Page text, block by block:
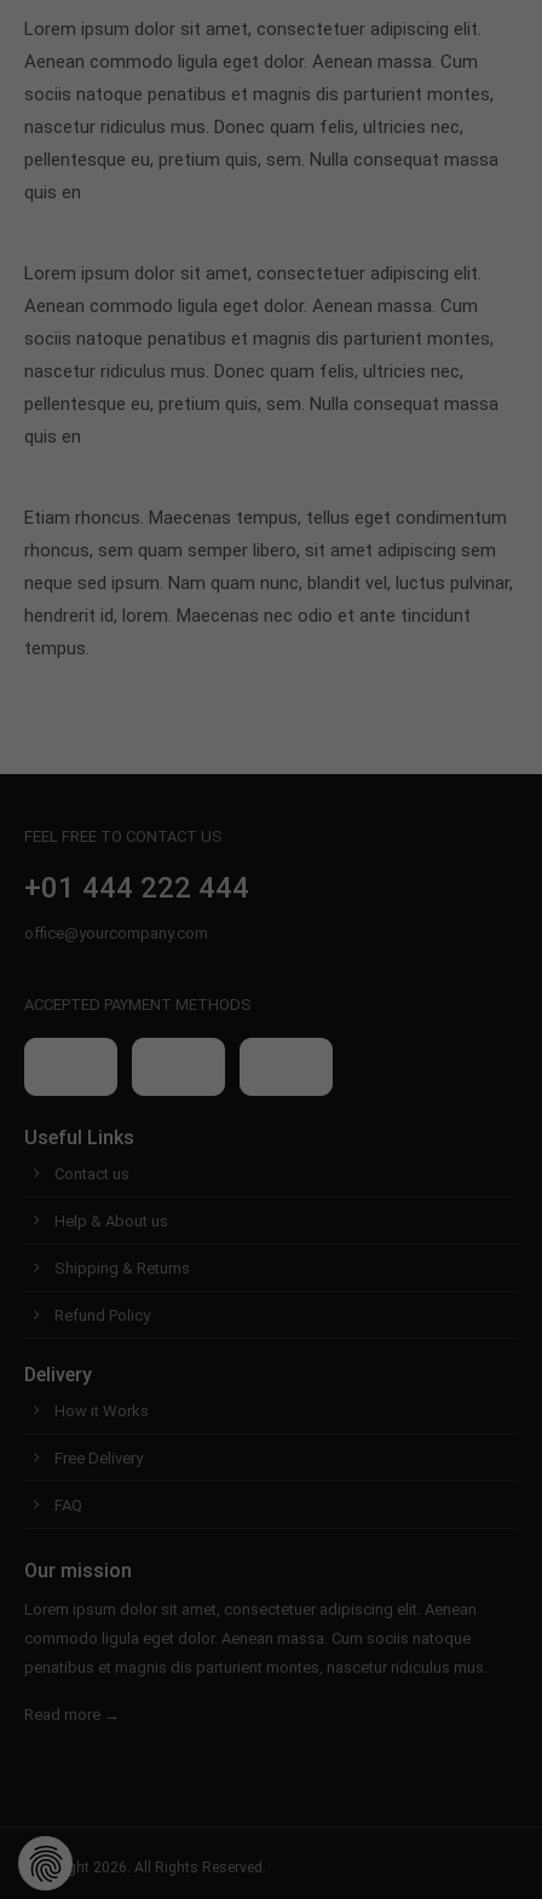
Lorem ipsum dolor sit amet, consectetuer adipiscing elit.
Aenean commodo ligula eget dolor. Aenean massa. Cum
sociis natoque penatibus et magnis dis parturient montes,
nascetur ridiculus mus. Donec quam felis, ultricies nec,
pellentesque eu, pretium quis, sem. Nulla consequat massa
quis en
Lorem ipsum dolor sit amet, consectetuer adipiscing elit.
Aenean commodo ligula eget dolor. Aenean massa. Cum
sociis natoque penatibus et magnis dis parturient montes,
nascetur ridiculus mus. Donec quam felis, ultricies nec,
pellentesque eu, pretium quis, sem. Nulla consequat massa
quis en
Etiam rhoncus. Maecenas tempus, tellus eget condimentum
rhoncus, sem quam semper libero, sit amet adipiscing sem
neque sed ipsum. Nam quam nunc, blandit vel, luctus pulvinar,
hendrerit id, lorem. Maecenas nec odio et ante tincidunt
tempus.
FEEL FREE TO CONTACT US
+01 444 222 444
office@yourcompany.com
ACCEPTED PAYMENT METHODS
Useful Links
Contact us
Help & About us
Shipping & Returns
Refund Policy
Delivery
How it Works
Free Delivery
FAQ
Our mission
Lorem ipsum dolor sit amet, consectetuer adipiscing elit. Aenean
commodo ligula eget dolor. Aenean massa. Cum sociis natoque
penatibus et magnis dis parturient montes, nascetur ridiculus mus.
Read more →
Copyright 2026. All Rights Reserved.